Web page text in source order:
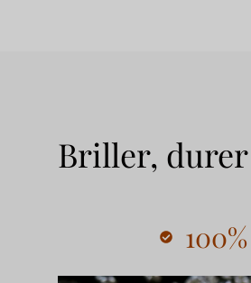
Briller, durer